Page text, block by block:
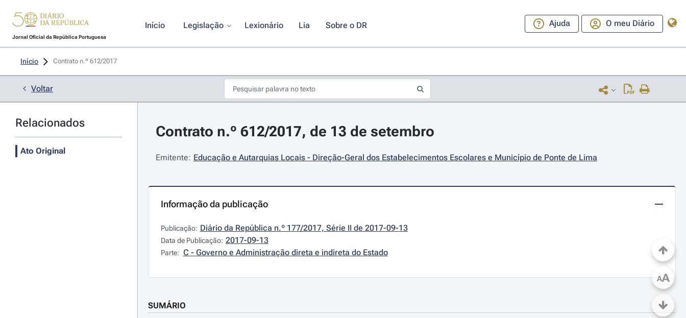
Jornal Oficial da República Portuguesa
Início Legislação Lexionário Lia Sobre o DR Ajuda O meu Diário
Início Contrato n.º 612/2017
Voltar
Relacionados
Ato Original
Contrato n.º 612/2017, de 13 de setembro
Emitente: Educação e Autarquias Locais - Direção-Geral dos Estabelecimentos Escolares e Município de Ponte de Lima
Informação da publicação
Publicação: Diário da República n.º 177/2017, Série II de 2017-09-13
Data de Publicação: 2017-09-13
Parte: C - Governo e Administração direta e indireta do Estado
SUMÁRIO
AA